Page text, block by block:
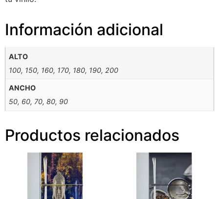
Información adicional
ALTO
100, 150, 160, 170, 180, 190, 200
ANCHO
50, 60, 70, 80, 90
Productos relacionados